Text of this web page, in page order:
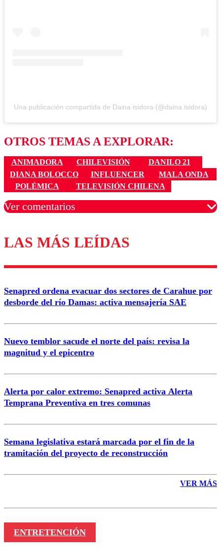
Una publicación compartida de Daina isidora (@daina.isidora)
OTROS TEMAS A EXPLORAR:
ANIMADORA CHILEVISIÓN
DANILO 21
DIANA BOLOCCO
INFLUENCER
MALA ONDA
POLÉMICA
TELEVISIÓN CHILENA
Ver comentarios
Los comentarios son moderados para garantizar un
diálogo respetuoso.
Correo
LAS MÁS LEÍDAS
Senapred ordena evacuar dos sectores de Carahue por
desborde del río Damas: activa mensajería SAE
Nuevo temblor sacude el norte del país: revisa la
magnitud y el epicentro
Alerta por calor extremo: Senapred activa Alerta
Temprana Preventiva en tres comunas
Semana legislativa estará marcada por el fin de la
tramitación del proyecto de reconstrucción
VER MÁS
ENTRETENCIÓN